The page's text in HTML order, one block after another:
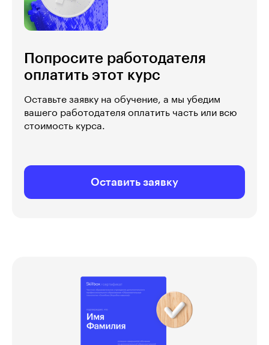
Попросите работодателя
оплатить этот курс
Оставьте заявку на обучение, а мы убедим
вашего работодателя оплатить часть или всю
стоимость курса.
Оставить заявку